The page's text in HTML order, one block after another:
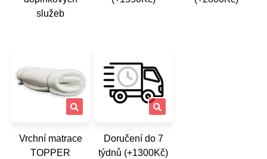
služeb
Vrchní matrace
TOPPER
Doručení do 7
týdnů (+1300Kč)